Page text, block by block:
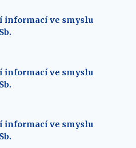
informací ve smyslu
informací ve smyslu
informací ve smyslu